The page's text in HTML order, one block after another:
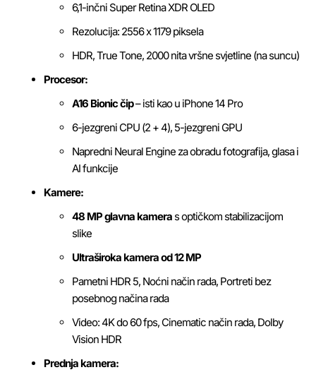
6,1-inčni Super Retina XDR OLED
Rezolucija: 2556 x 1179 piksela
HDR, True Tone, 2000 nita vršne svjetline (na suncu)
Procesor:
A16 Bionic čip– isti kao u iPhone 14 Pro
6-jezgreni CPU (2 + 4), 5-jezgreni GPU
Napredni Neural Engine za obradu fotografija, glasa i
AI funkcije
Kamere:
48 MP glavna kamera s optičkom stabilizacijom
slike
Ultraširoka kamera od 12 MP
Pametni HDR 5, Noćni način rada, Portreti bez
posebnog načina rada
Video: 4K do 60 fps, Cinematic način rada, Dolby
Vision HDR
Prednja kamera: